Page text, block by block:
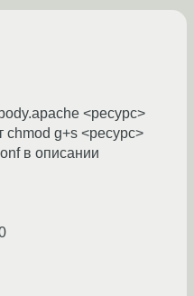
<ресурс>
chmod g+s <ресурс>
в описании